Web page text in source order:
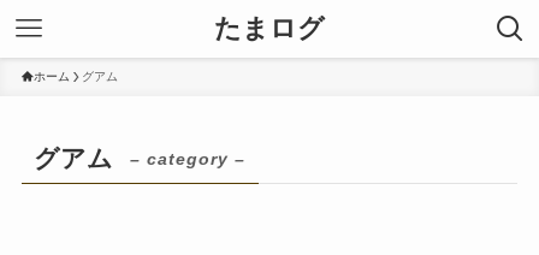
たまログ
ホーム グアム
グアム – category –